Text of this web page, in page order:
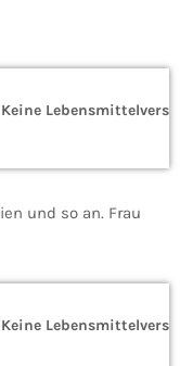
und so an. Frau